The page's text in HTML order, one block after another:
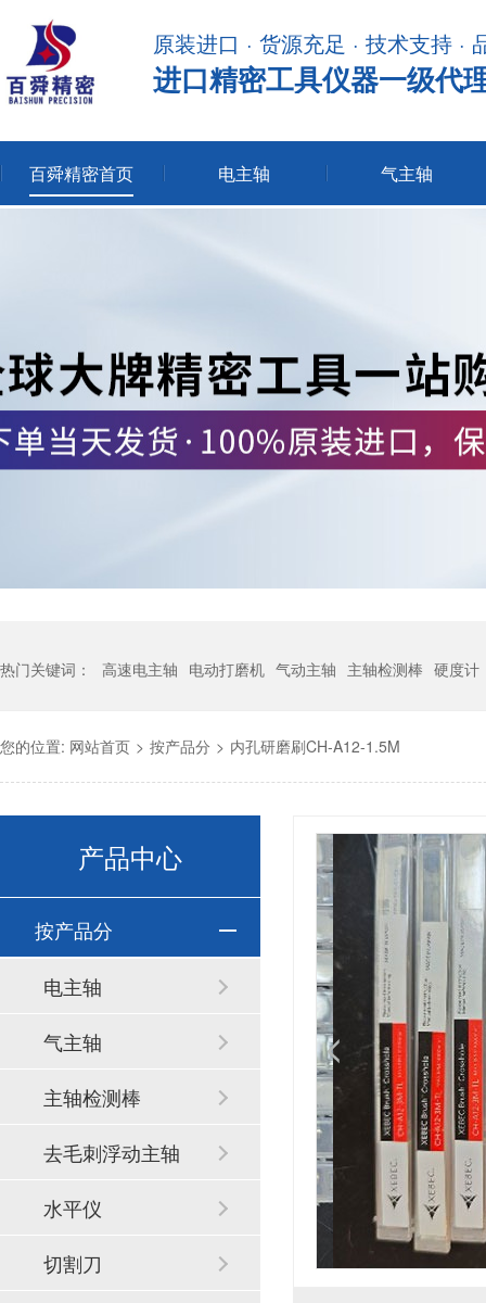
原装进口 · 货源充足 · 技术支持 ·
进口精密工具仪器一级代
百舜精密首页 电主轴 气主轴
热门关键词： 高速电主轴 电动打磨机 气动主轴 主轴检测棒 硬度计
您的位置: 网站首页 > 按产品分 > 内孔研磨刷CH-A12-1.5M
产品中心
按产品分
电主轴
气主轴
主轴检测棒
去毛刺浮动主轴
水平仪
切割刀